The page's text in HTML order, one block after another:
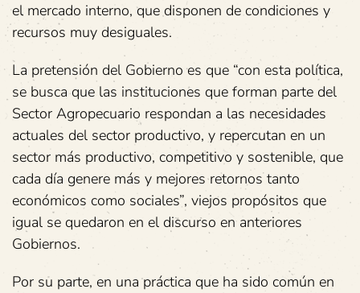
el mercado interno, que disponen de condiciones y
recursos muy desiguales.
La pretensión del Gobierno es que “con esta política,
se busca que las instituciones que forman parte del
Sector Agropecuario respondan a las necesidades
actuales del sector productivo, y repercutan en un
sector más productivo, competitivo y sostenible, que
cada día genere más y mejores retornos tanto
económicos como sociales”, viejos propósitos que
igual se quedaron en el discurso en anteriores
Gobiernos.
Por su parte, en una práctica que ha sido común en